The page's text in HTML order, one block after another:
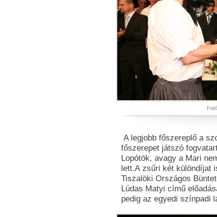
A legjobb főszereplő a
főszerepet játszó
Lopótök, avagy a Mari
lett.A zsűri két különdíjat
Tiszalöki Országos
Lúdas Matyi című
pedig az egyedi színpadi